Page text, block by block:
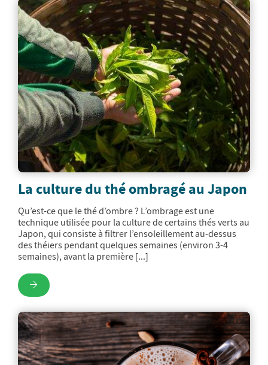
La culture du thé ombragé au Japon
Qu’est-ce que le thé d’ombre ? L’ombrage est une
technique utilisée pour la culture de certains thés verts au
Japon, qui consiste à filtrer l’ensoleillement au-dessus
des théiers pendant quelques semaines (environ 3-4
semaines), avant la première [...]